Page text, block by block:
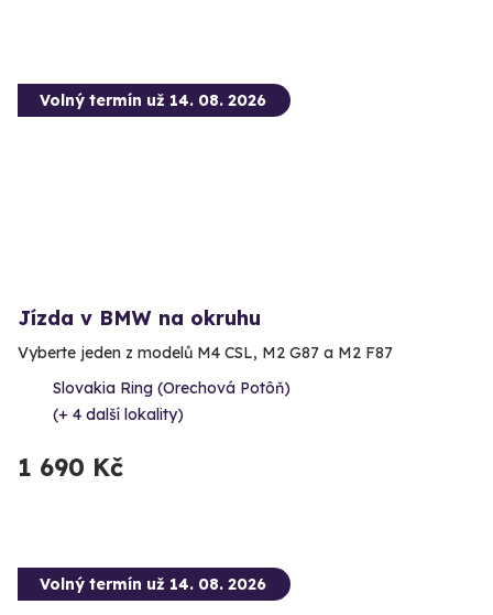
Volný termín už 14. 08. 2026
Jízda v BMW na okruhu
Vyberte jeden z modelů M4 CSL, M2 G87 a M2 F87
Slovakia Ring (Orechová Potôň)
(+ 4 další lokality)
1 690 Kč
Volný termín už 14. 08. 2026